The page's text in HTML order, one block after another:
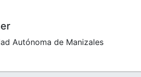
Autónoma de Manizales